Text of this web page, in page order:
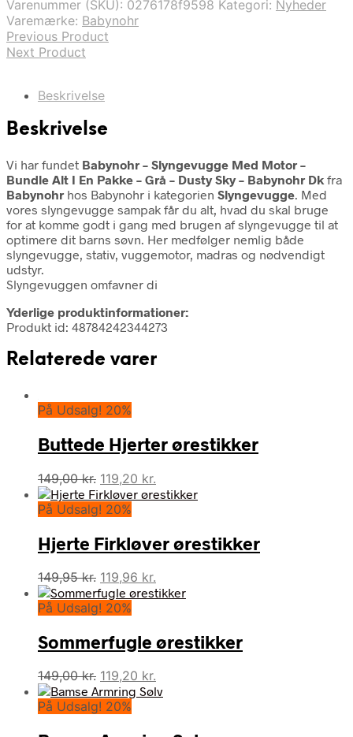
3.997,00 kr..2.499,00 kr..
Varenummer (SKU): 0276178f9598 Kategori: Nyheder
Varemærke: Babynohr
Previous Product
Next Product
Beskrivelse
Beskrivelse
Vi har fundet Babynohr – Slyngevugge Med Motor –
Bundle Alt I En Pakke – Grå – Dusty Sky – Babynohr Dk fra
Babynohr hos Babynohr i kategorien Slyngevugge. Med
vores slyngevugge sampak får du alt, hvad du skal bruge
for at komme godt i gang med brugen af slyngevugge til at
optimere dit barns søvn. Her medfølger nemlig både
slyngevugge, stativ, vuggemotor, madras og nødvendigt
udstyr.
Slyngevuggen omfavner di
Yderlige produktinformationer:
Produkt id: 48784242344273
Relaterede varer
På Udsalg! 20%
Buttede Hjerter ørestikker
149,00kr. Den
oprindelige
pris
149,00 kr..
119,20 kr.
aktuelle
119,20 kr..
På Udsalg! 20%
Hjerte Firkløver ørestikker
149,95kr. Den
oprindelige
pris
149,95 kr..
119,96 kr.
aktuelle
119,96 kr..
På Udsalg! 20%
Sommerfugle ørestikker
149,00kr. Den
oprindelige
pris
119,20 kr.
aktuelle
På Udsalg! 20%